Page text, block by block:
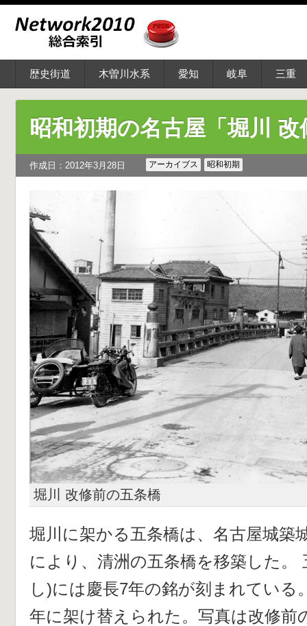
歴史街道 木曽川水系 愛知 岐阜 三重
昭和初期の名古屋「堀川
作成日：2012年3月28日 アーカイブス 昭和初期
堀川 改修前の五条橋
堀川に架かる五条橋は、名古屋城築
により、清洲の五条橋を移築した。
し)には慶長7年の銘が刻まれている
年に架け替えられた。写真は改修前